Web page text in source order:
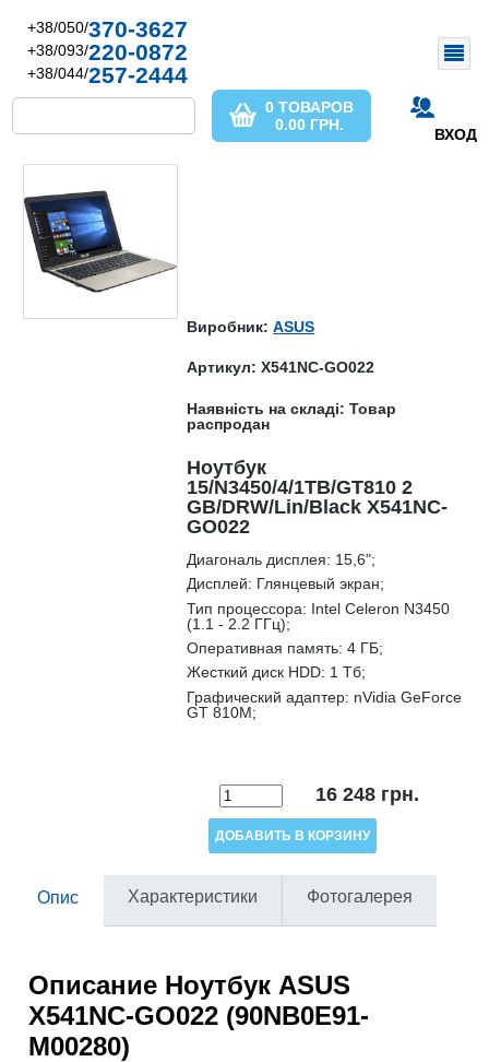
+38/050/370-3627
+38/093/220-0872
+38/044/257-2444
ВХОД
0 ТОВАРОВ
0.00 ГРН.
Виробник:ASUS
Артикул: X541NC-GO022
Наявність на складі: Товар
распродан
Ноутбук
15/N3450/4/1TB/GT810 2
GB/DRW/Lin/Black X541NC-
GO022
Диагональ дисплея: 15,6";
Дисплей: Глянцевый экран;
Тип процессора: Intel Celeron N3450
(1.1 - 2.2 ГГц);
Оперативная память:4 ГБ;
Жесткий диск HDD: 1 Тб;
Графический адаптер: nVidia GeForce
GT 810M;
16 248 грн.
Опис Характеристики Фотогалерея
Описание Ноутбук ASUS
X541NC-GO022 (90NB0E91-
M00280)